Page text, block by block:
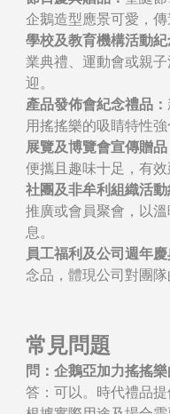
企鵝造型應景可愛，傳
學校及教育機構活動紀
業典禮、運動會或親
迎。
產品發佈會紀念禮品：
用搖搖樂的吸睛特性強
展覽及博覽會宣傳贈品
便攜且趣味十足，有效
社團及非牟利組織活動
推廣或會員聚會，以
息。
員工福利及公司週年慶
念品，體現公司對團隊
常見問題
問：企鵝亞加力搖搖
答：可以。時代禮品